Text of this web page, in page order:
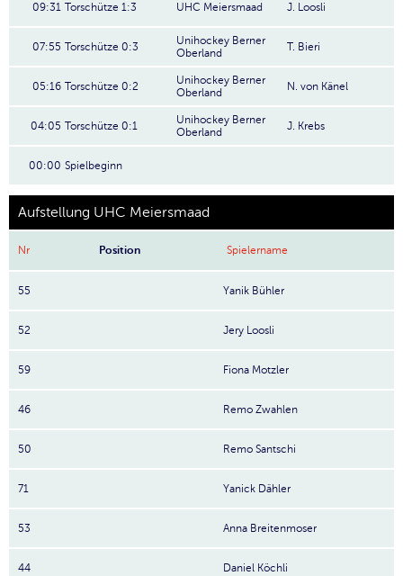
09:31 Torschütze 1:3 UHC Meiersmaad J. Loosli
07:55 Torschütze 0:3
Unihockey Berner
Oberland
T. Bieri
05:16 Torschütze 0:2
Unihockey Berner
Oberland
N. von Känel
04:05 Torschütze 0:1
Unihockey Berner
Oberland
J. Krebs
00:00 Spielbeginn
Aufstellung UHC Meiersmaad
Nr Position Spielername
55 Yanik Bühler
52 Jery Loosli
59 Fiona Motzler
46 Remo Zwahlen
50 Remo Santschi
71 Yanick Dähler
53 Anna Breitenmoser
44 Daniel Köchli